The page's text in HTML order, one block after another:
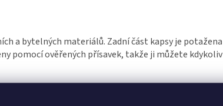
a bytelných materiálů. Zadní část kapsy je potažena
pomocí ověřených přísavek, takže ji můžete kdykoliv